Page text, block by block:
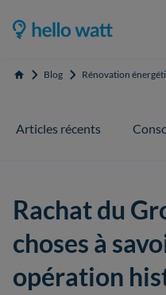
Accueil Blog Rénovation
Articles récents
Rachat du
choses à
opération